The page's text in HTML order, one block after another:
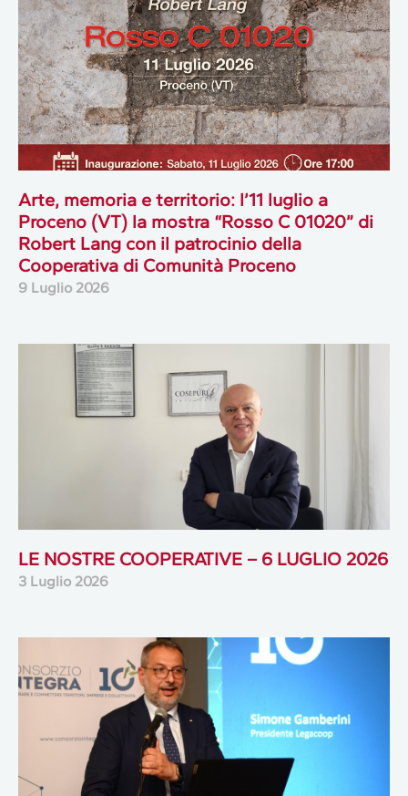
Arte, memoria e territorio: l’11 luglio a
Proceno (VT) la mostra “Rosso C 01020” di
Robert Lang con il patrocinio della
Cooperativa di Comunità Proceno
9 Luglio 2026
LE NOSTRE COOPERATIVE – 6 LUGLIO 2026
3 Luglio 2026